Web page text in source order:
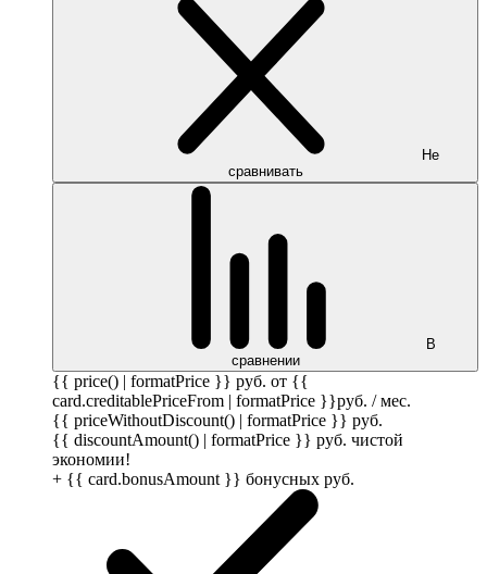
Не
сравнивать
В
сравнении
{{ price() | formatPrice }} руб. от {{
card.creditablePriceFrom | formatPrice }}руб. / мес.
{{ priceWithoutDiscount() | formatPrice }} руб.
{{ discountAmount() | formatPrice }} руб. чистой
экономии!
+ {{ card.bonusAmount }} бонусных руб.